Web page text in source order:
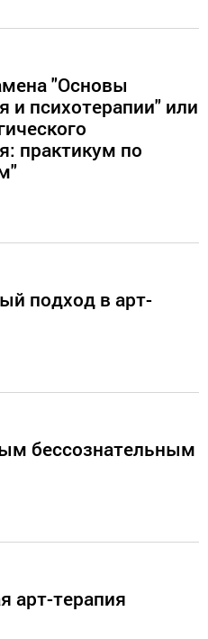
"Основы
и психотерапии" или
практикум по
подход в арт-
бессознательным
арт-терапия